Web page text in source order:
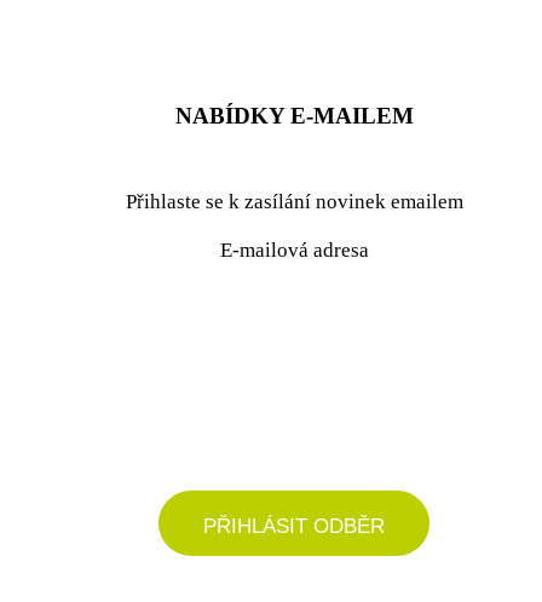
NABÍDKY E-MAILEM
Přihlaste se k zasílání novinek emailem
E-mailová adresa
PŘIHLÁSIT ODBĚR